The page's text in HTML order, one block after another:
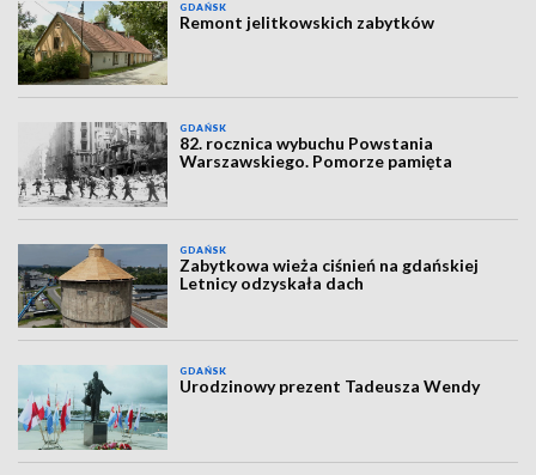
GDAŃSK
Remont jelitkowskich zabytków
GDAŃSK
82. rocznica wybuchu Powstania
Warszawskiego. Pomorze pamięta
GDAŃSK
Zabytkowa wieża ciśnień na gdańskiej
Letnicy odzyskała dach
GDAŃSK
Urodzinowy prezent Tadeusza Wendy